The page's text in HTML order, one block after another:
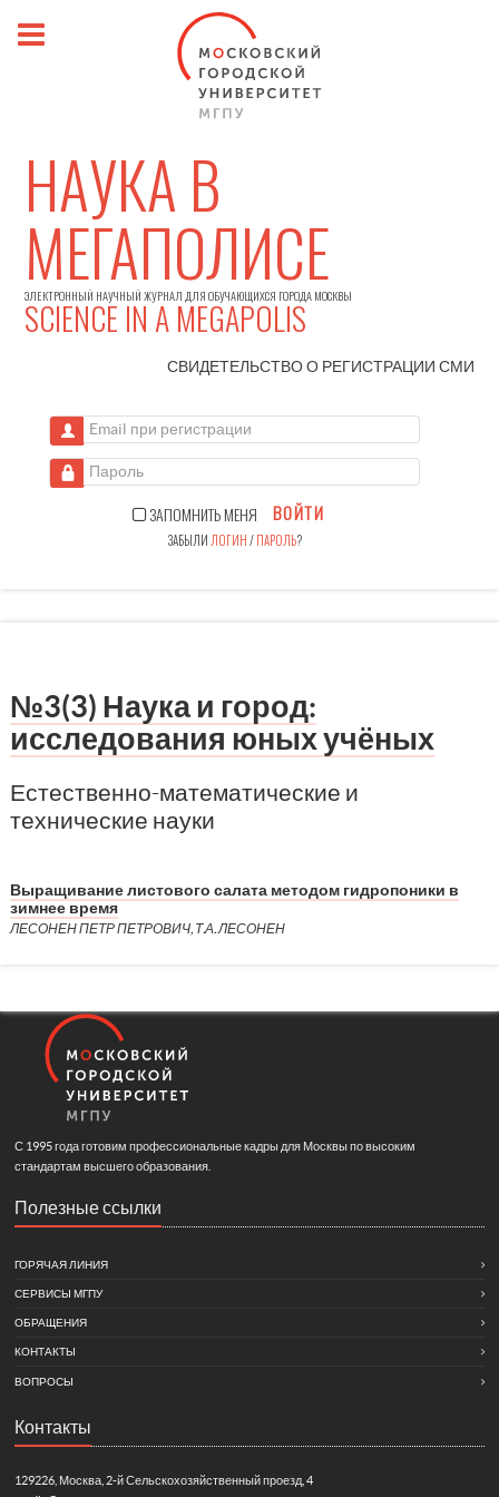
НАУКА В
МЕГАПОЛИСЕ
ЭЛЕКТРОННЫЙ НАУЧНЫЙ ЖУРНАЛ ДЛЯ ОБУЧАЮЩИХСЯ ГОРОДА МОСКВЫ
SCIENCE IN A MEGAPOLIS
СВИДЕТЕЛЬСТВО О РЕГИСТРАЦИИСМИ
Email при регистрации
Пароль
ЗАПОМНИТЬ МЕНЯ ВОЙТИ
ЗАБЫЛИ ЛОГИН/ПАРОЛЬ?
№3(3) Наука и город:
исследования юных учёных
Естественно-математические и
технические науки
Выращивание листового салата методом гидропоники в
зимнее время
ЛЕСОНЕН ПЕТР ПЕТРОВИЧ, Т.А. ЛЕСОНЕН
С 1995 года готовим профессиональные кадры для Москвы по высоким
стандартам высшего образования.
Полезные ссылки
ГОРЯЧАЯ ЛИНИЯ
СЕРВИСЫ МГПУ
ОБРАЩЕНИЯ
КОНТАКТЫ
ВОПРОСЫ
Контакты
129226, Москва, 2-й Сельскохозяйственный проезд, 4